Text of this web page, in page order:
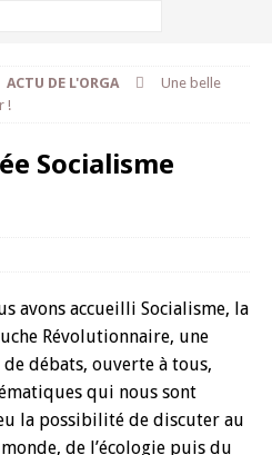
ACTU DE L'ORGA
Une belle
!
Socialisme
avons accueilli Socialisme, la
Révolutionnaire, une
débats, ouverte à tous,
qui nous sont
la possibilité de discuter au
de l’écologie puis du